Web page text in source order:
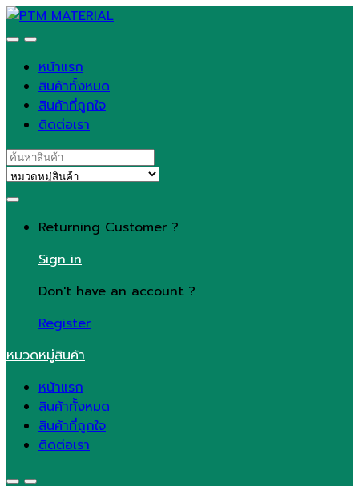
Skip
to
Skip
to
หน้าแรก
สินค้าทั้งหมด
สินค้าที่ถูกใจ
ติดต่อเรา
Search
for:
Returning Customer ?
Sign in
Don't have an account ?
Register
หมวดหมู่สินค้า
หน้าแรก
สินค้าทั้งหมด
สินค้าที่ถูกใจ
ติดต่อเรา